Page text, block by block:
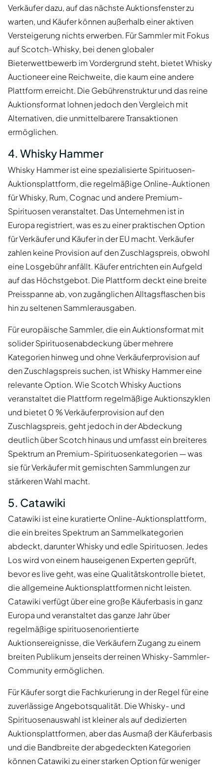
Verkäufer dazu, auf das nächste Auktionsfenster zu
warten, und Käufer können außerhalb einer aktiven
Versteigerung nichts erwerben. Für Sammler mit Fokus
auf Scotch-Whisky, bei denen globaler
Bieterwettbewerb im Vordergrund steht, bietet Whisky
Auctioneer eine Reichweite, die kaum eine andere
Plattform erreicht. Die Gebührenstruktur und das reine
Auktionsformat lohnen jedoch den Vergleich mit
Alternativen, die unmittelbarere Transaktionen
ermöglichen.
4. Whisky Hammer
Whisky Hammer ist eine spezialisierte Spirituosen-
Auktionsplattform, die regelmäßige Online-Auktionen
für Whisky, Rum, Cognac und andere Premium-
Spirituosen veranstaltet. Das Unternehmen ist in
Europa registriert, was es zu einer praktischen Option
für Verkäufer und Käufer in der EU macht. Verkäufer
zahlen keine Provision auf den Zuschlagspreis, obwohl
eine Losgebühr anfällt. Käufer entrichten ein Aufgeld
auf das Höchstgebot. Die Plattform deckt eine breite
Preisspanne ab, von zugänglichen Alltagsflaschen bis
hin zu seltenen Sammlerausgaben.
Für europäische Sammler, die ein Auktionsformat mit
solider Spirituosenabdeckung über mehrere
Kategorien hinweg und ohne Verkäuferprovision auf
den Zuschlagspreis suchen, ist Whisky Hammer eine
relevante Option. Wie Scotch Whisky Auctions
veranstaltet die Plattform regelmäßige Auktionszyklen
und bietet 0 % Verkäuferprovision auf den
Zuschlagspreis, geht jedoch in der Abdeckung
deutlich über Scotch hinaus und umfasst ein breiteres
Spektrum an Premium-Spirituosenkategorien — was
sie für Verkäufer mit gemischten Sammlungen zur
stärkeren Wahl macht.
5. Catawiki
Catawiki ist eine kuratierte Online-Auktionsplattform,
die ein breites Spektrum an Sammelkategorien
abdeckt, darunter Whisky und edle Spirituosen. Jedes
Los wird von einem hauseigenen Experten geprüft,
bevor es live geht, was eine Qualitätskontrolle bietet,
die allgemeine Auktionsplattformen nicht leisten.
Catawiki verfügt über eine große Käuferbasis in ganz
Europa und veranstaltet das ganze Jahr über
regelmäßige spirituosenorientierte
Auktionsereignisse, die Verkäufern Zugang zu einem
breiten Publikum jenseits der reinen Whisky-Sammler-
Community ermöglichen.
Für Käufer sorgt die Fachkurierung in der Regel für eine
zuverlässige Angebotsqualität. Die Whisky- und
Spirituosenauswahl ist kleiner als auf dedizierten
Auktionsplattformen, aber das Ausmaß der Käuferbasis
und die Bandbreite der abgedeckten Kategorien
können Catawiki zu einer starken Option für weniger